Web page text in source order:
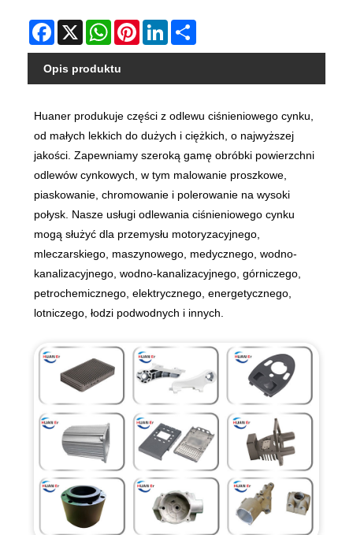
Facebook
X WhatsAppPinterestLinkedIn
Opis produktu
Huaner produkuje części z odlewu ciśnieniowego cynku,
od małych lekkich do dużych i ciężkich, o najwyższej
jakości. Zapewniamy szeroką gamę obróbki powierzchni
odlewów cynkowych, w tym malowanie proszkowe,
piaskowanie, chromowanie i polerowanie na wysoki
połysk. Nasze usługi odlewania ciśnieniowego cynku
mogą służyć dla przemysłu motoryzacyjnego,
mleczarskiego, maszynowego, medycznego, wodno-
kanalizacyjnego, wodno-kanalizacyjnego, górniczego,
petrochemicznego, elektrycznego, energetycznego,
lotniczego, łodzi podwodnych i innych.